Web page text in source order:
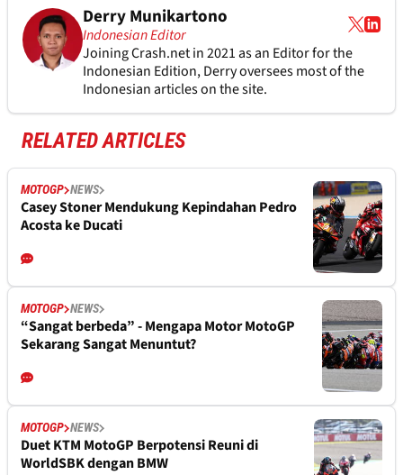
Derry Munikartono
Indonesian Editor
Joining Crash.net in 2021 as an Editor for the
Indonesian Edition, Derry oversees most of the
Indonesian articles on the site.
RELATED ARTICLES
MOTOGP NEWS
Casey Stoner Mendukung Kepindahan Pedro
Acosta ke Ducati
MOTOGP NEWS
“Sangat berbeda” - Mengapa Motor MotoGP
Sekarang Sangat Menuntut?
MOTOGP NEWS
Duet KTM MotoGP Berpotensi Reuni di
WorldSBK dengan BMW